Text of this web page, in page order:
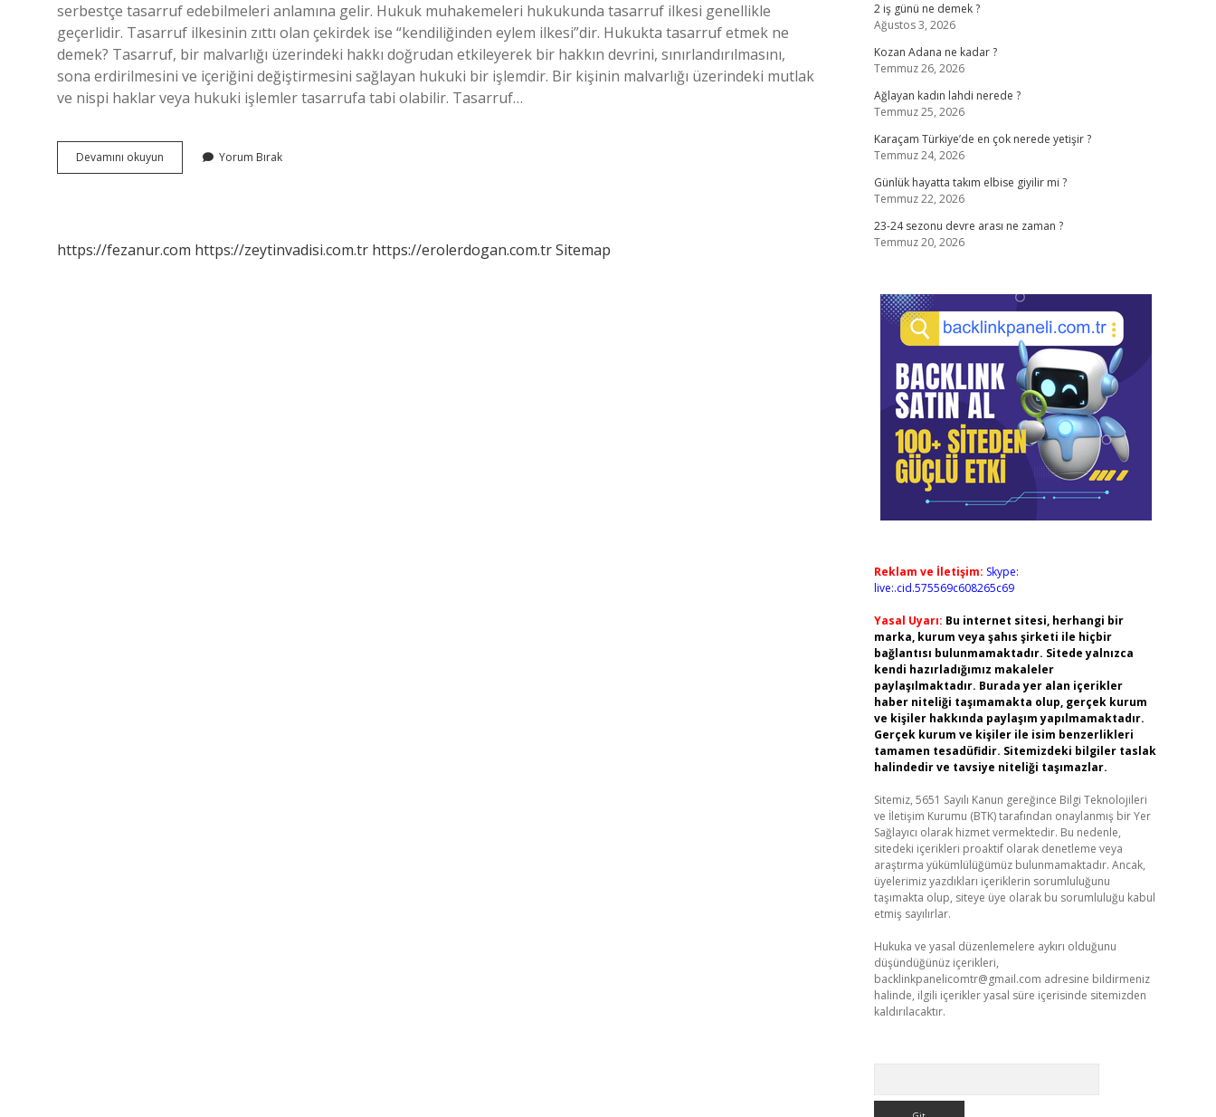
serbestçe tasarruf edebilmeleri anlamına gelir. Hukuk muhakemeleri hukukunda tasarruf ilkesi genellikle
geçerlidir. Tasarruf ilkesinin zıttı olan çekirdek ise “kendiliğinden eylem ilkesi”dir. Hukukta tasarruf etmek ne
demek? Tasarruf, bir malvarlığı üzerindeki hakkı doğrudan etkileyerek bir hakkın devrini, sınırlandırılmasını,
sona erdirilmesini ve içeriğini değiştirmesini sağlayan hukuki bir işlemdir. Bir kişinin malvarlığı üzerindeki mutlak
ve nispi haklar veya hukuki işlemler tasarrufa tabi olabilir. Tasarruf…
Devamını okuyun
Hukuktaki
Yorum Bırak
https://fezanur.com https://zeytinvadisi.com.tr https://erolerdogan.com.trSitemap
2 iş günü ne demek ?
Ağustos 3, 2026
Kozan Adana ne kadar ?
Temmuz 26, 2026
Ağlayan kadın lahdi nerede ?
Temmuz 25, 2026
Karaçam Türkiye’de en çok nerede yetişir ?
Temmuz 24, 2026
Günlük hayatta takım elbise giyilir mi ?
Temmuz 22, 2026
23-24 sezonu devre arası ne zaman ?
Temmuz 20, 2026
Reklam ve İletişim: Skype:
live:.cid.575569c608265c69
Yasal Uyarı: Bu internet sitesi, herhangi bir
marka, kurum veya şahıs şirketi ile hiçbir
bağlantısı bulunmamaktadır. Sitede yalnızca
kendi hazırladığımız makaleler
paylaşılmaktadır. Burada yer alan içerikler
haber niteliği taşımamakta olup, gerçek kurum
ve kişiler hakkında paylaşım yapılmamaktadır.
Gerçek kurum ve kişiler ile isim benzerlikleri
tamamen tesadüfidir. Sitemizdeki bilgiler taslak
halindedir ve tavsiye niteliği taşımazlar.
Sitemiz, 5651 Sayılı Kanun gereğince Bilgi Teknolojileri
ve İletişim Kurumu (BTK) tarafından onaylanmış bir Yer
Sağlayıcı olarak hizmet vermektedir. Bu nedenle,
sitedeki içerikleri proaktif olarak denetleme veya
araştırma yükümlülüğümüz bulunmamaktadır. Ancak,
üyelerimiz yazdıkları içeriklerin sorumluluğunu
taşımakta olup, siteye üye olarak bu sorumluluğu kabul
etmiş sayılırlar.
Hukuka ve yasal düzenlemelere aykırı olduğunu
düşündüğünüz içerikleri,
backlinkpanelicomtr@gmail.com adresine bildirmeniz
halinde, ilgili içerikler yasal süre içerisinde sitemizden
kaldırılacaktır.